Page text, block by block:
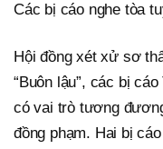
Các bị cáo nghe tòa
Hội đồng xét xử sơ
“Buôn lậu”, các bị
có vai trò tương
đồng phạm. Hai bị